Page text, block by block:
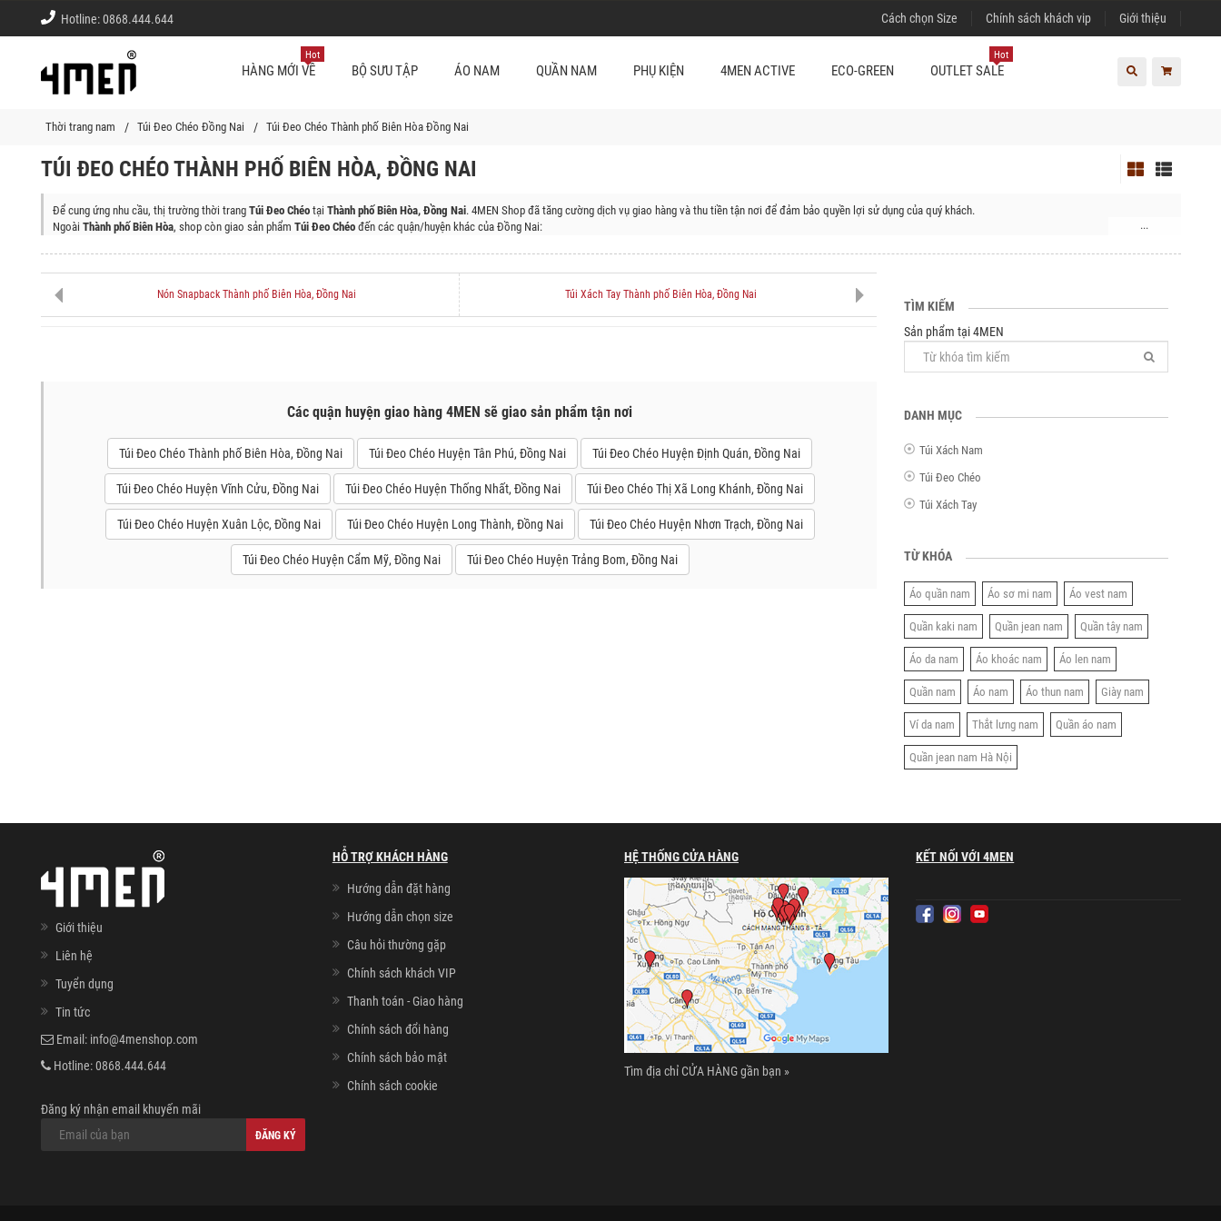
Hotline:0868.444.644 Cách chọn Size Chính sách khách vip Giới thiệu
HÀNG MỚI VỀ
Hot
BỘ SƯU TẬP ÁO NAM QUẦN NAM PHỤ KIỆN 4MEN ACTIVE ECO-GREEN OUTLET SALE
Hot
Thời trang nam Túi Đeo Chéo Đồng Nai Túi Đeo Chéo Thành phố Biên Hòa Đồng Nai
TÚI ĐEO CHÉO THÀNH PHỐ BIÊN HÒA, ĐỒNG NAI
Để cung ứng nhu cầu, thị trường thời trang Túi Đeo Chéotại Thành phố Biên Hòa, Đồng Nai. 4MEN Shop đã tăng cường dịch vụ giao hàng và thu tiền tận nơi để đảm bảo quyền lợi sử dụng của quý khách.
Ngoài Thành phố Biên Hòa, shop còn giao sản phẩm Túi Đeo Chéođến các quận/huyện khác của Đồng Nai:
...
Nón Snapback Thành phố Biên Hòa, Đồng Nai Túi Xách Tay Thành phố Biên Hòa, Đồng Nai
Các quận huyện giao hàng 4MEN sẽ giao sản phẩm tận nơi
Túi Đeo Chéo Thành phố Biên Hòa, Đồng Nai Túi Đeo Chéo Huyện Tân Phú, Đồng Nai Túi Đeo Chéo Huyện Định Quán, Đồng Nai
Túi Đeo Chéo Huyện Vĩnh Cửu, Đồng Nai Túi Đeo Chéo Huyện Thống Nhất, Đồng Nai Túi Đeo Chéo Thị Xã Long Khánh, Đồng Nai
Túi Đeo Chéo Huyện Xuân Lộc, Đồng Nai Túi Đeo Chéo Huyện Long Thành, Đồng Nai Túi Đeo Chéo Huyện Nhơn Trạch, Đồng Nai
Túi Đeo Chéo Huyện Cẩm Mỹ, Đồng Nai Túi Đeo Chéo Huyện Trảng Bom, Đồng Nai
TÌM KIẾM
Sản phẩm tại 4MEN
DANH MỤC
Túi Xách Nam
Túi Đeo Chéo
Túi Xách Tay
TỪ KHÓA
Áo quần nam Áo sơ mi nam Áo vest nam
Quần kaki nam Quần jean nam Quần tây nam
Áo da nam Áo khoác nam Áo len nam
Quần nam Áo nam Áo thun nam Giày nam
Ví da nam Thắt lưng nam Quần áo nam
Quần jean nam Hà Nội
Giới thiệu
Liên hệ
Tuyển dụng
Tin tức
Email: info@4menshop.com
Hotline:0868.444.644
Đăng ký nhận email khuyến mãi
ĐĂNG KÝ
HỖ TRỢ KHÁCH HÀNG
Hướng dẫn đặt hàng
Hướng dẫn chọn size
Câu hỏi thường gặp
Chính sách khách VIP
Thanh toán - Giao hàng
Chính sách đổi hàng
Chính sách bảo mật
Chính sách cookie
HỆ THỐNG CỬA HÀNG
Tìm địa chỉ CỬA HÀNG gần bạn »
KẾT NỐI VỚI 4MEN